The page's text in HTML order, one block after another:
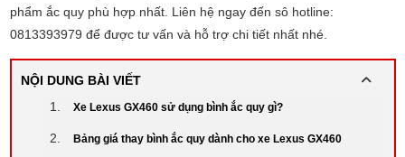
phẩm ắc quy phù hợp nhất. Liên hệ ngay đến sô hotline:
0813393979 để được tư vấn và hỗ trợ chi tiết nhất nhé.
NỘI DUNG BÀI VIẾT
Xe Lexus GX460 sử dụng bình ắc quy gì?
Bảng giá thay bình ắc quy dành cho xe Lexus GX460